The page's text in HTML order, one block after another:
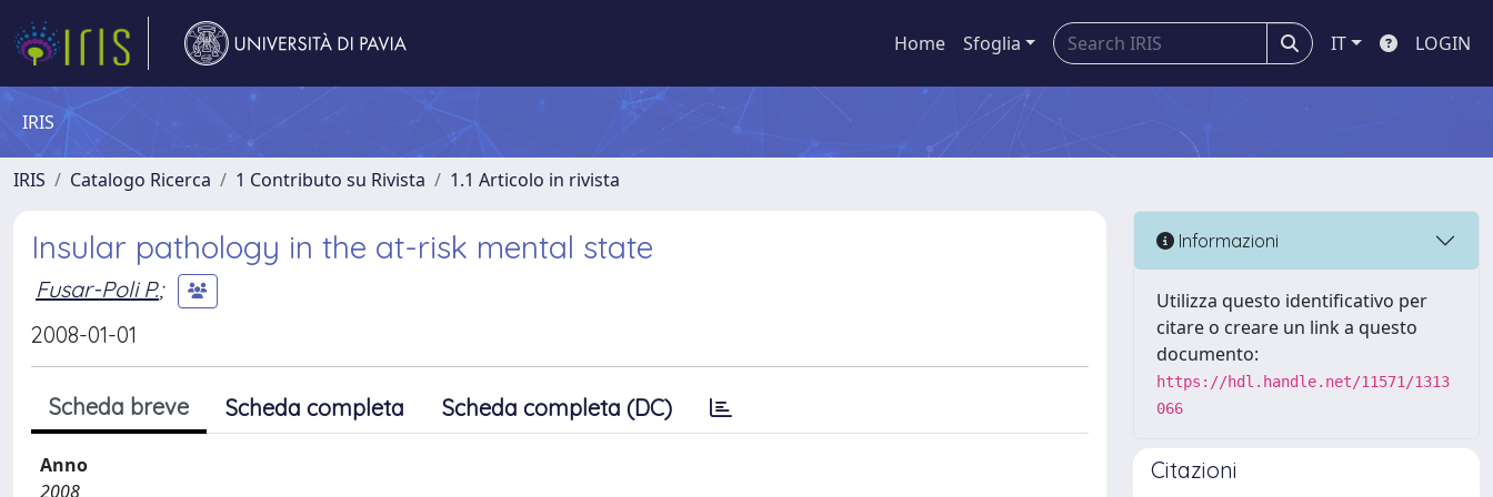
Home Sfoglia IT LOGIN
IRIS
IRIS Catalogo Ricerca 1 Contributo su Rivista 1.1 Articolo in rivista
Insular pathology in the at-risk mental state
Fusar-Poli P.;
2008-01-01
Scheda breve Scheda completa Scheda completa (DC)
Anno
2008
Informazioni
Utilizza questo identificativo per
citare o creare un link a questo
documento:
https://hdl.handle.net/11571/1313
066
Citazioni